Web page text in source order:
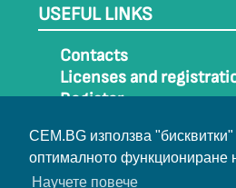
CEM.BG използва "бисквитки"
оптималното функциониране
Научете повече
USEFUL LINKS
Contacts
Licenses and
Register
Sitemap
Archive